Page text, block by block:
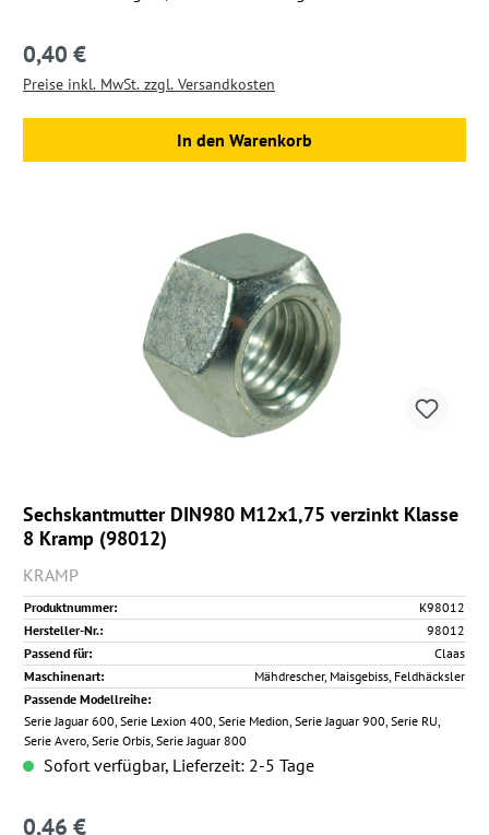
Regulärer Preis:
0,40 €
Preise inkl. MwSt. zzgl. Versandkosten
In den Warenkorb
Sechskantmutter DIN980 M12x1,75 verzinkt Klasse
8 Kramp (98012)
KRAMP
Produktnummer:
K98012
Hersteller-Nr.:
98012
Passend für:
Claas
Maschinenart:
Mähdrescher, Maisgebiss, Feldhäcksler
Passende Modellreihe:
Serie Jaguar 600, Serie Lexion 400, Serie Medion, Serie Jaguar 900, Serie RU,
Serie Avero, Serie Orbis, Serie Jaguar 800
Sofort verfügbar, Lieferzeit: 2-5 Tage
Regulärer Preis:
0,46 €